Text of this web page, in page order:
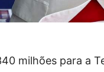
milhões para a